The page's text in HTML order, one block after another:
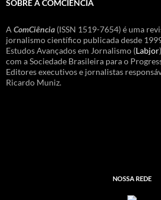
SOBRE A COMCIÊNCIA
A ComCiência (ISSN 1519-7654) é uma
jornalismo científico publicada desde
Estudos Avançados em Jornalismo (Labjor
com a Sociedade Brasileira para o
Editores executivos e jornalistas
Ricardo Muniz.
NOSSA REDE